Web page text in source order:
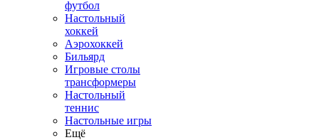
футбол
Настольный
хоккей
Аэрохоккей
Бильярд
Игровые столы
трансформеры
Настольный
теннис
Настольные игры
Ещё